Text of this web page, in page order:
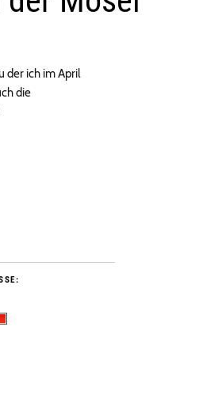
der ich im April
die